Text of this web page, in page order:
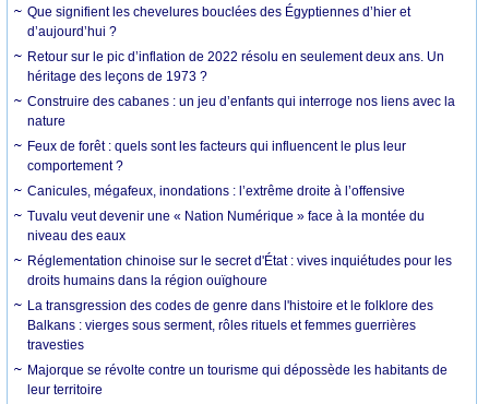
Que signifient les chevelures bouclées des Égyptiennes d’hier et
d’aujourd’hui ?
Retour sur le pic d’inflation de 2022 résolu en seulement deux ans. Un
héritage des leçons de 1973 ?
Construire des cabanes : un jeu d’enfants qui interroge nos liens avec la
nature
Feux de forêt : quels sont les facteurs qui influencent le plus leur
comportement ?
Canicules, mégafeux, inondations : l’extrême droite à l’offensive
Tuvalu veut devenir une « Nation Numérique » face à la montée du
niveau des eaux
Réglementation chinoise sur le secret d'État : vives inquiétudes pour les
droits humains dans la région ouïghoure
La transgression des codes de genre dans l'histoire et le folklore des
Balkans : vierges sous serment, rôles rituels et femmes guerrières
travesties
Majorque se révolte contre un tourisme qui dépossède les habitants de
leur territoire